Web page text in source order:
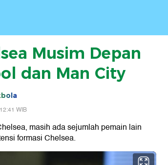
Musim Depan
dan Man City
WIB
masih ada sejumlah pemain lain
formasi Chelsea.